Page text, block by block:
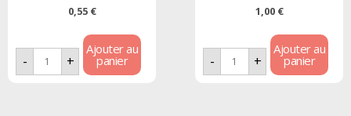
0,55 €
- +
Ajouter au
panier
1,00 €
- +
Ajouter au
panier